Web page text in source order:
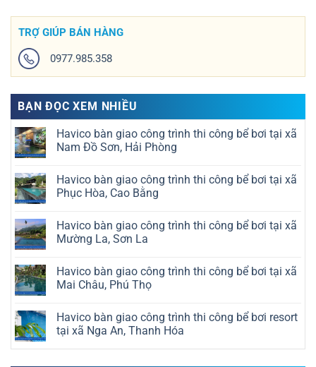
TRỢ GIÚP BÁN HÀNG
0977.985.358
BẠN ĐỌC XEM NHIỀU
Havico bàn giao công trình thi công bể bơi tại xã
Nam Đồ Sơn, Hải Phòng
bình
luận
ở
giao
công
trình
bể
bơi
tại
Đồ
Sơn,
Hải
Havico bàn giao công trình thi công bể bơi tại xã
Phục Hòa, Cao Bằng
bình
luận
ở
giao
công
trình
bể
bơi
tại
Havico bàn giao công trình thi công bể bơi tại xã
Mường La, Sơn La
bình
luận
ở
giao
công
trình
Havico bàn giao công trình thi công bể bơi tại xã
Mai Châu, Phú Thọ
bình
luận
ở
Havico bàn giao công trình thi công bể bơi resort
tại xã Nga An, Thanh Hóa